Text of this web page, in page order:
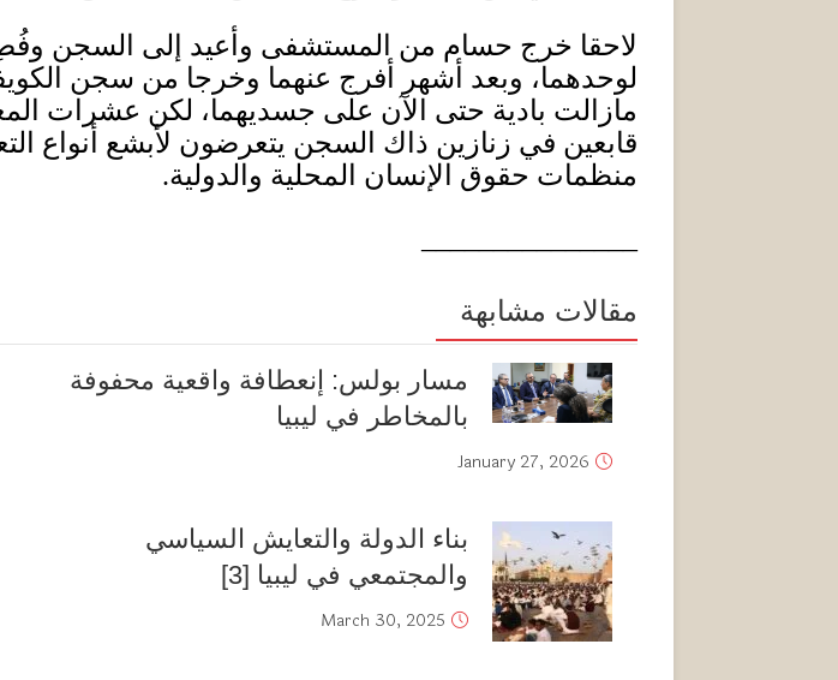
لاحقا خرج حسام من المستشفى وأعيد إلى السجن
لوحدهما، وبعد أشهر أفرج عنهما وخرجا من سجن
مازالت بادية حتى الآن على جسديهما، لكن عشرات
قابعين في زنازين ذاك السجن يتعرضون لأبشع أنواع
منظمات حقوق الإنسان المحلية والدولية.
مقالات مشابهة
مسار بولس: إنعطافة واقعية محفوفة
بالمخاطر في ليبيا
January 27, 2026
بناء الدولة والتعايش السياسي
والمجتمعي في ليبيا [3]
March 30, 2025